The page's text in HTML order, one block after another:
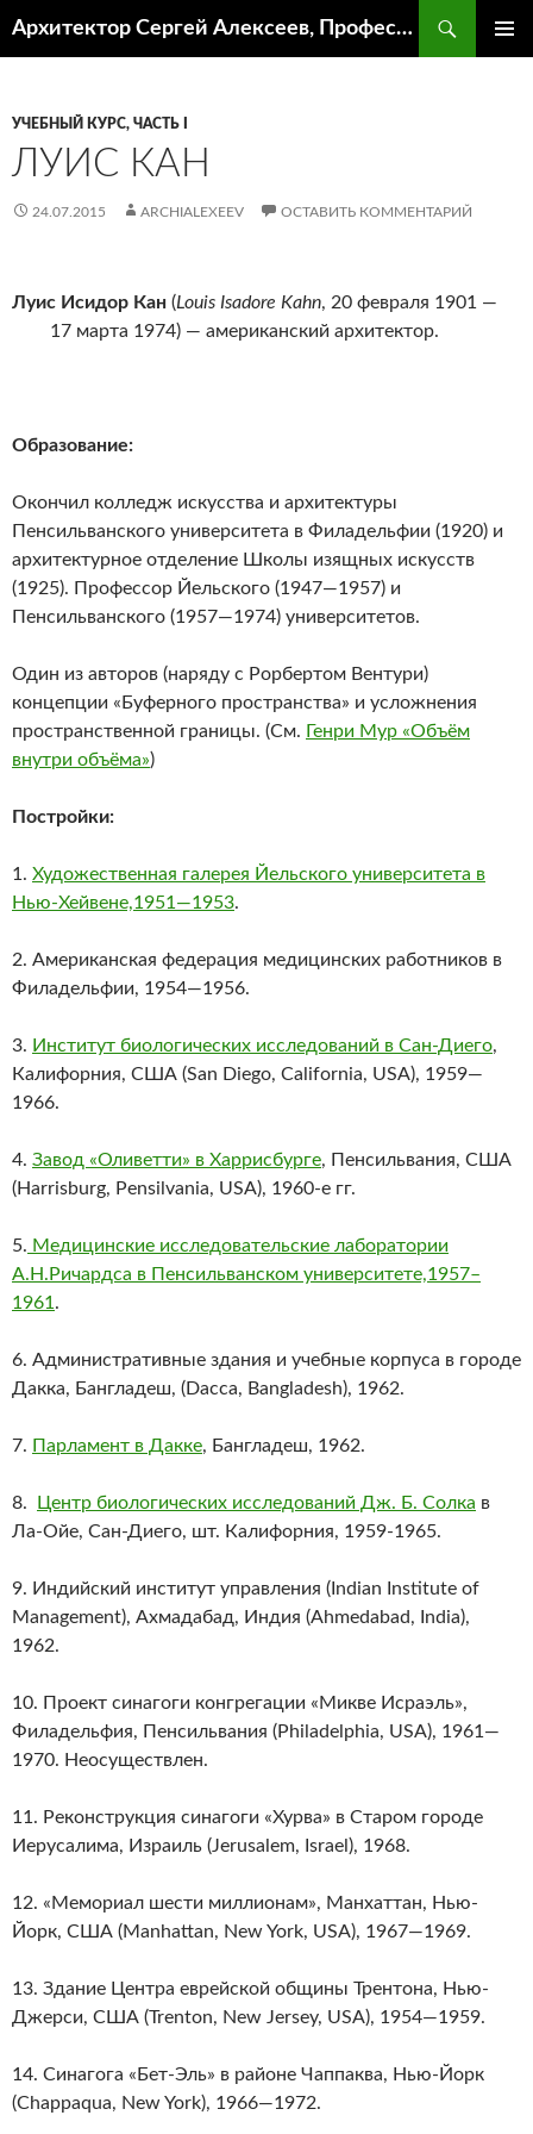
Архитектор Сергей Алексеев, Профессор кафедры ИА и АР ААИ ЮФУ
УЧЕБНЫЙ КУРС, ЧАСТЬ I
ЛУИС КАН
24.07.2015 ARCHIALEXEEV ОСТАВИТЬ КОММЕНТАРИЙ
Луис Исидор Кан (Louis Isadore Kahn, 20 февраля 1901 —
17 марта 1974) — американский архитектор.
Образование:
Окончил колледж искусства и архитектуры
Пенсильванского университета в Филадельфии (1920) и
архитектурное отделение Школы изящных искусств
(1925). Профессор Йельского (1947—1957) и
Пенсильванского (1957—1974) университетов.
Один из авторов (наряду с Рорбертом Вентури)
концепции «Буферного пространства» и усложнения
пространственной границы. (См. Генри Мур «Объём
внутри объёма»)
Постройки:
1. Художественная галерея Йельского университета в
Нью-Хейвене,1951—1953.
2. Американская федерация медицинских работников в
Филадельфии, 1954—1956.
3. Институт биологических исследований в Сан-Диего,
Калифорния, США (San Diego, California, USA), 1959—
1966.
4. Завод «Оливетти» в Харрисбурге, Пенсильвания, США
(Harrisburg, Pensilvania, USA), 1960-е гг.
5. Медицинские исследовательские лаборатории
А.Н.Ричардса в Пенсильванском университете,1957–
1961 .
6. Административные здания и учебные корпуса в городе
Дакка, Бангладеш, (Dacca, Bangladesh), 1962.
7. Парламент в Дакке, Бангладеш, 1962.
8. Центр биологических исследований Дж. Б. Солка в
Ла-Ойе, Сан-Диего, шт. Калифорния, 1959-1965.
9. Индийский институт управления (Indian Institute of
Management), Ахмадабад, Индия (Ahmedabad, India),
1962.
10. Проект синагоги конгрегации «Микве Исраэль»,
Филадельфия, Пенсильвания (Philadelphia, USA), 1961—
1970. Неосуществлен.
11. Реконструкция синагоги «Хурва» в Старом городе
Иерусалима, Израиль (Jerusalem, Israel), 1968.
12. «Мемориал шести миллионам», Манхаттан, Нью-
Йорк, США (Manhattan, New York, USA), 1967—1969.
13. Здание Центра еврейской общины Трентона, Нью-
Джерси, США (Trenton, New Jersey, USA), 1954—1959.
14. Синагога «Бет-Эль» в районе Чаппаква, Нью-Йорк
(Chappaqua, New York), 1966—1972.